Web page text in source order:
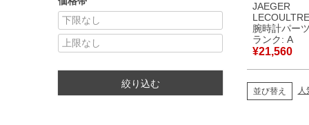
絞り込む
パーツ クロ
ダークブラ
替え レザー
ベルト スト
ンド 21mm
ラウン 茶 【中古】中
古美品
JAEGER
LECOULTRE
腕時計パーツ
ランク: A
¥21,560
並び替え 人